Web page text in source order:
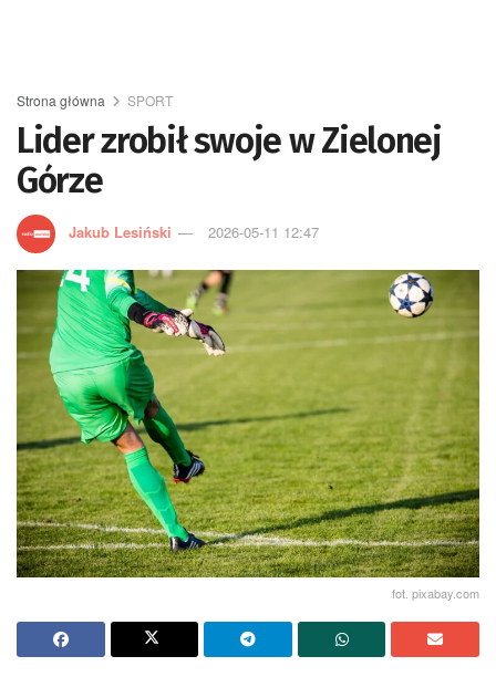
Strona główna SPORT
Lider zrobił swoje w Zielonej
Górze
Jakub Lesiński 2026-05-11 12:47
fot. pixabay.com